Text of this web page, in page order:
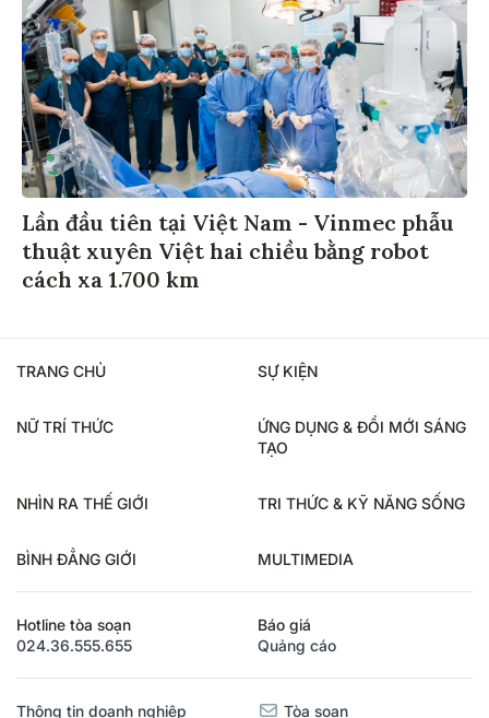
Lần đầu tiên tại Việt Nam - Vinmec phẫu
thuật xuyên Việt hai chiều bằng robot
cách xa 1.700 km
TRANG CHỦ SỰ KIỆN
NỮ TRÍ THỨC
ỨNG DỤNG & ĐỔI MỚI SÁNG
TẠO
NHÌN RA THẾ GIỚI TRI THỨC & KỸ NĂNG SỐNG
BÌNH ĐẲNG GIỚI MULTIMEDIA
Hotline tòa soạn
024.36.555.655
Báo giá
Quảng cáo
Thông tin doanh nghiệp Tòa soạn